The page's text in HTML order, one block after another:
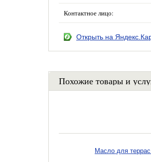
Контактное лицо:
Открыть на
Похожие товары и
Масло для